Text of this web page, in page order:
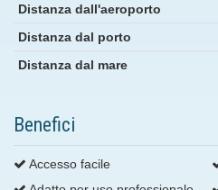
Distanza dall'aeroporto
Distanza dal porto
Distanza dal mare
Benefici
Accesso facile